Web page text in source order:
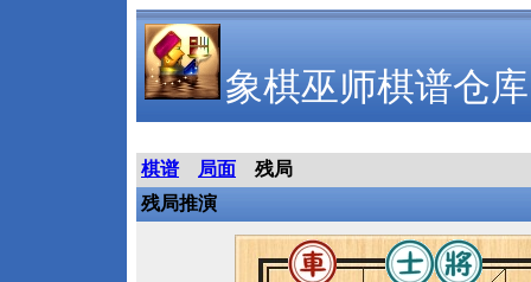
象棋巫师棋谱仓库
棋谱 局面
残局
残局推演